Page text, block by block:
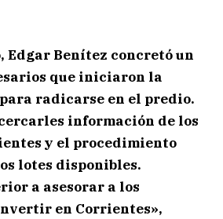
Edgar Benítez concretó un
que iniciaron la
radicarse en el predio.
información de los
y el procedimiento
lotes disponibles.
a asesorar a los
en Corrientes»,